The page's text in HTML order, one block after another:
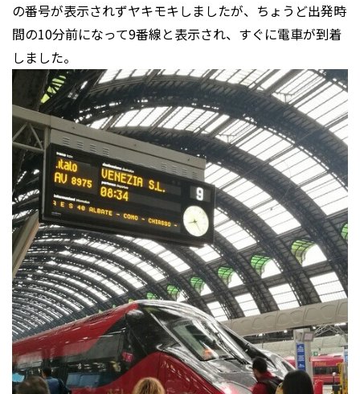
の番号が表示されずヤキモキしましたが、ちょうど出発時
間の10分前になって9番線と表示され、すぐに電車が到着
しました。